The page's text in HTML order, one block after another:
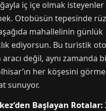
iç içe olmak isteyenler
Otobüsün tepesinde
mahallelinin günlük
ediyorsun. Bu turistik
aracı değil, aynı zamanda
her köşesini
sunuyor.
Başlayan